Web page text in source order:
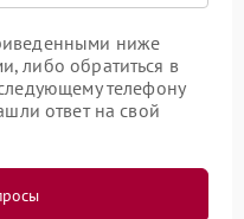
ниже
либо обратиться в
телефону
ответ на свой